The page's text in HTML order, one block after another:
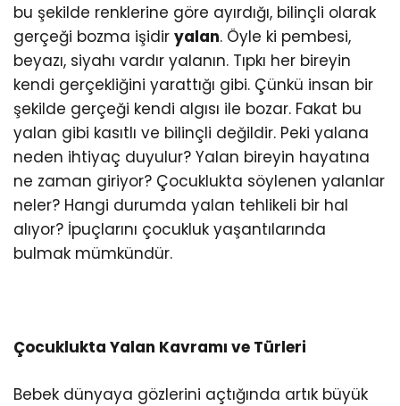
bu şekilde renklerine göre ayırdığı, bilinçli olarak
gerçeği bozma işidir yalan. Öyle ki pembesi,
beyazı, siyahı vardır yalanın. Tıpkı her bireyin
kendi gerçekliğini yarattığı gibi. Çünkü insan bir
şekilde gerçeği kendi algısı ile bozar. Fakat bu
yalan gibi kasıtlı ve bilinçli değildir. Peki yalana
neden ihtiyaç duyulur? Yalan bireyin hayatına
ne zaman giriyor? Çocuklukta söylenen yalanlar
neler? Hangi durumda yalan tehlikeli bir hal
alıyor? İpuçlarını çocukluk yaşantılarında
bulmak mümkündür.
Çocuklukta Yalan Kavramı ve Türleri
Bebek dünyaya gözlerini açtığında artık büyük